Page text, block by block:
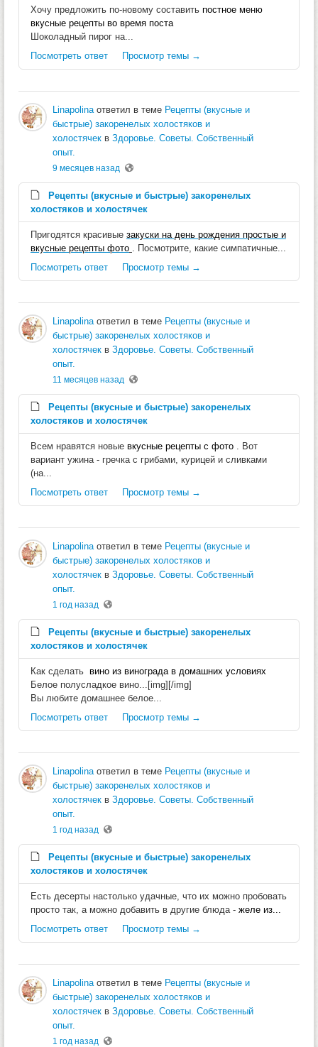
Хочу предложить по-новому составить постное меню
вкусные рецепты во время поста
Шоколадный пирог на...
Посмотреть ответ
Просмотр темы →
Linapolina ответил в теме Рецепты (вкусные и
быстрые) закоренелых холостяков и
холостячек в Здоровье. Советы. Собственный
опыт.
9 месяцев назад
Рецепты (вкусные и быстрые) закоренелых
холостяков и холостячек
Пригодятся красивые закуски на день рождения простые и
вкусные рецепты фото
. Посмотрите, какие симпатичные...
Посмотреть ответ
Просмотр темы →
Linapolina ответил в теме Рецепты (вкусные и
быстрые) закоренелых холостяков и
холостячек в Здоровье. Советы. Собственный
опыт.
11 месяцев назад
Рецепты (вкусные и быстрые) закоренелых
холостяков и холостячек
Всем нравятся новые вкусные рецепты с фото . Вот
вариант ужина - гречка с грибами, курицей и сливками
(на...
Посмотреть ответ
Просмотр темы →
Linapolina ответил в теме Рецепты (вкусные и
быстрые) закоренелых холостяков и
холостячек в Здоровье. Советы. Собственный
опыт.
1 год назад
Рецепты (вкусные и быстрые) закоренелых
холостяков и холостячек
Как сделать вино из винограда в домашних условиях
Белое полусладкое вино...[img][/img]
Вы любите домашнее белое...
Посмотреть ответ
Просмотр темы →
Linapolina ответил в теме Рецепты (вкусные и
быстрые) закоренелых холостяков и
холостячек в Здоровье. Советы. Собственный
опыт.
1 год назад
Рецепты (вкусные и быстрые) закоренелых
холостяков и холостячек
Есть десерты настолько удачные, что их можно пробовать
просто так, а можно добавить в другие блюда - желе из...
Посмотреть ответ
Просмотр темы →
Linapolina ответил в теме Рецепты (вкусные и
быстрые) закоренелых холостяков и
холостячек в Здоровье. Советы. Собственный
опыт.
1 год назад